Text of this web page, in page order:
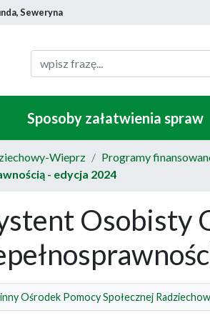
Seweryna
Sposoby załatwienia spraw
Wieprz
Programy
- edycja 2024
Osobisty
Ośrodek Pomocy Społecznej